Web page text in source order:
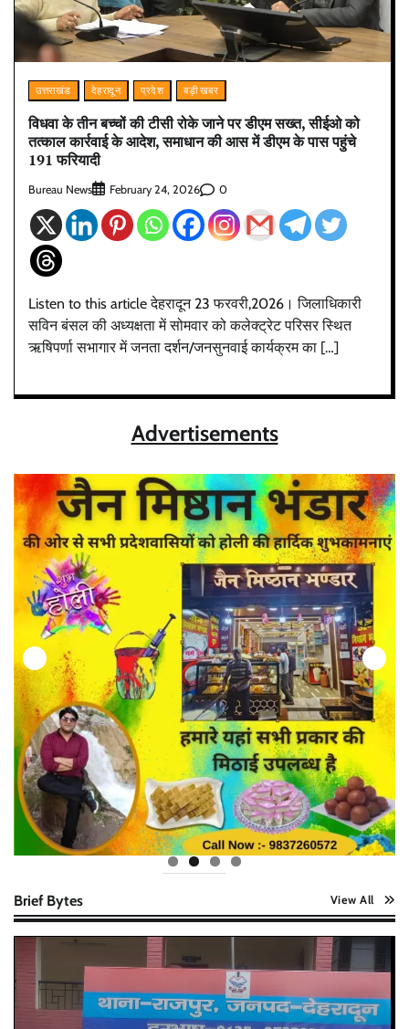
उत्तराखंड देहरादून प्रदेश बड़ी खबर
विधवा के तीन बच्चों की टीसी रोके जाने पर डीएम सख्त, सीईओ को
तत्काल कार्रवाई के आदेश, समाधान की आस में डीएम के पास पहुंचे
191 फरियादी
Bureau News February 24, 2026 0
Listen to this article देहरादून 23 फरवरी,2026। जिलाधिकारी
सविन बंसल की अध्यक्षता में सोमवार को कलेक्ट्रेट परिसर स्थित
ऋषिपर्णा सभागार में जनता दर्शन/जनसुनवाई कार्यक्रम का […]
Advertisements
Brief Bytes View All